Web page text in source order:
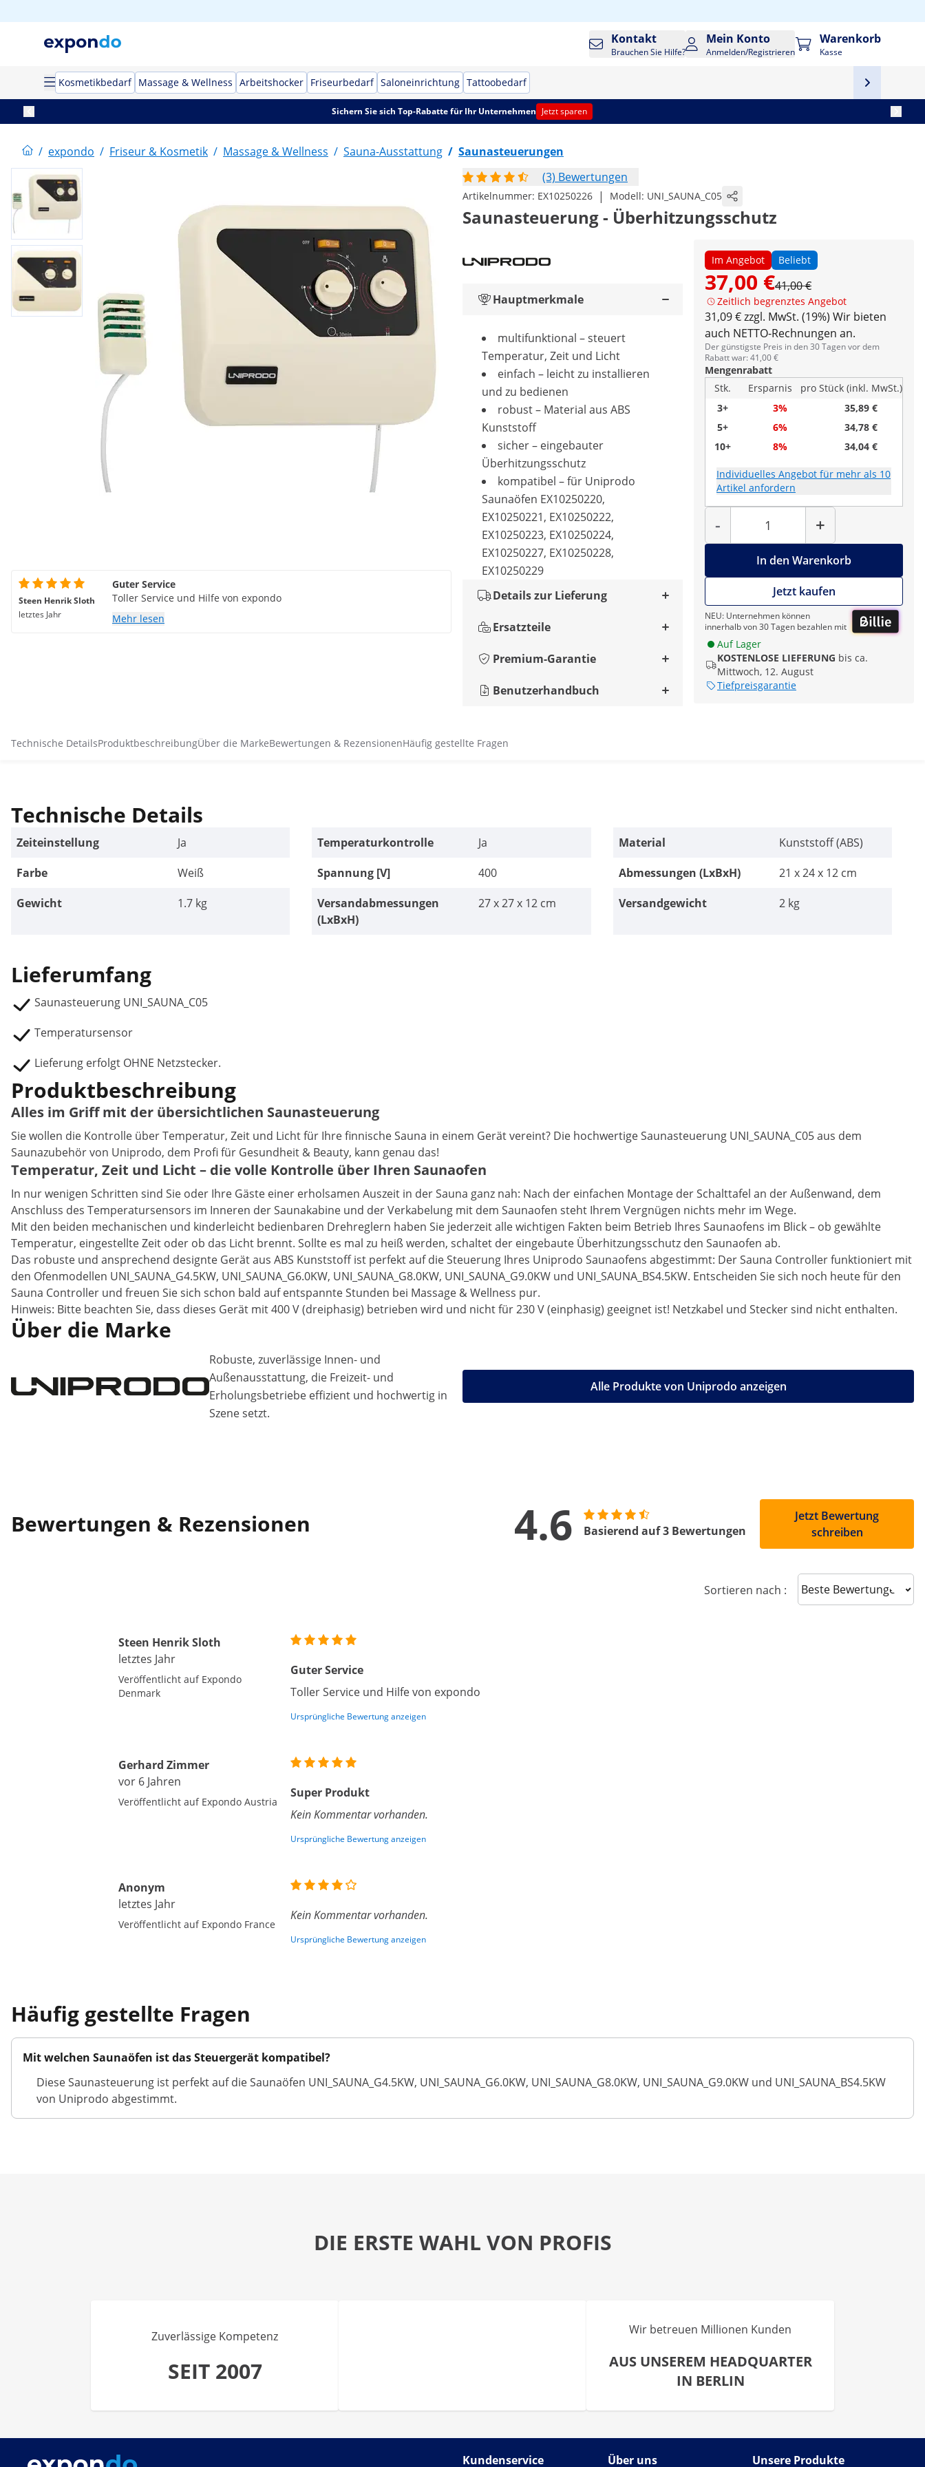
Kontakt
Brauchen Sie Hilfe?
Mein Konto
Anmelden/Registrieren
Warenkorb
Kasse
Kosmetikbedarf Massage & Wellness Arbeitshocker Friseurbedarf Saloneinrichtung Tattoobedarf
Sichern Sie sich Top-Rabatte für Ihr Unternehmen Jetzt sparen
/ expondo / Friseur & Kosmetik / Massage & Wellness / Sauna-Ausstattung / Saunasteuerungen
(3) Bewertungen
Artikelnummer: EX10250226 | Modell: UNI_SAUNA_C05
Saunasteuerung - Überhitzungsschutz
Im Angebot Beliebt
37,00 €41,00 €
Zeitlich begrenztes Angebot
31,09 € zzgl. MwSt. (19%) Wir bieten
auch NETTO-Rechnungen an.
Der günstigste Preis in den 30 Tagen vor dem
Rabatt war: 41,00 €
Mengenrabatt
Stk.
Ersparnis
pro Stück (inkl. MwSt.)
3+
3%
35,89 €
5+
6%
34,78 €
10+
8% 34,04 €
Individuelles Angebot für mehr als 10
Artikel anfordern
-
Menge
+
In den Warenkorb
Jetzt kaufen
NEU: Unternehmen können
innerhalb von 30 Tagen bezahlen mit
Auf Lager
KOSTENLOSE LIEFERUNG bis ca.
Mittwoch, 12. August
Tiefpreisgarantie
Hauptmerkmale
multifunktional – steuert
Temperatur, Zeit und Licht
einfach – leicht zu installieren
und zu bedienen
robust – Material aus ABS
Kunststoff
sicher – eingebauter
Überhitzungsschutz
kompatibel – für Uniprodo
Saunaöfen EX10250220,
EX10250221, EX10250222,
EX10250223, EX10250224,
EX10250227, EX10250228,
EX10250229
Details zur Lieferung
Ersatzteile
Premium-Garantie
Benutzerhandbuch
Steen Henrik Sloth
letztes Jahr
Guter Service
Toller Service und Hilfe von expondo
Mehr lesen
Technische DetailsProduktbeschreibungÜber die MarkeBewertungen & RezensionenHäufig gestellte Fragen
Technische Details
Zeiteinstellung Ja Temperaturkontrolle Ja Material
Kunststoff (ABS)
Farbe
Weiß Spannung [V] 400 Abmessungen (LxBxH)
21 x 24 x 12 cm
Gewicht
1.7 kg
Versandabmessungen
(LxBxH)
27 x 27 x 12 cm Versandgewicht 2 kg
Lieferumfang
Saunasteuerung UNI_SAUNA_C05
Temperatursensor
Lieferung erfolgt OHNE Netzstecker.
Produktbeschreibung
Alles im Griff mit der übersichtlichen Saunasteuerung
Sie wollen die Kontrolle über Temperatur, Zeit und Licht für Ihre finnische Sauna in einem Gerät vereint? Die hochwertige Saunasteuerung UNI_SAUNA_C05 aus dem
Saunazubehör von Uniprodo, dem Profi für Gesundheit & Beauty, kann genau das!
Temperatur, Zeit und Licht – die volle Kontrolle über Ihren Saunaofen
In nur wenigen Schritten sind Sie oder Ihre Gäste einer erholsamen Auszeit in der Sauna ganz nah: Nach der einfachen Montage der Schalttafel an der Außenwand, dem
Anschluss des Temperatursensors im Inneren der Saunakabine und der Verkabelung mit dem Saunaofen steht Ihrem Vergnügen nichts mehr im Wege.
Mit den beiden mechanischen und kinderleicht bedienbaren Drehreglern haben Sie jederzeit alle wichtigen Fakten beim Betrieb Ihres Saunaofens im Blick – ob gewählte
Temperatur, eingestellte Zeit oder ob das Licht brennt. Sollte es mal zu heiß werden, schaltet der eingebaute Überhitzungsschutz den Saunaofen ab.
Das robuste und ansprechend designte Gerät aus ABS Kunststoff ist perfekt auf die Steuerung Ihres Uniprodo Saunaofens abgestimmt: Der Sauna Controller funktioniert mit
den Ofenmodellen UNI_SAUNA_G4.5KW, UNI_SAUNA_G6.0KW, UNI_SAUNA_G8.0KW, UNI_SAUNA_G9.0KW und UNI_SAUNA_BS4.5KW. Entscheiden Sie sich noch heute für den
Sauna Controller und freuen Sie sich schon bald auf entspannte Stunden bei Massage & Wellness pur.
Hinweis: Bitte beachten Sie, dass dieses Gerät mit 400 V (dreiphasig) betrieben wird und nicht für 230 V (einphasig) geeignet ist! Netzkabel und Stecker sind nicht enthalten.
Über die Marke
Robuste, zuverlässige Innen- und
Außenausstattung, die Freizeit- und
Erholungsbetriebe effizient und hochwertig in
Szene setzt.
Alle Produkte von Uniprodo anzeigen
Bewertungen & Rezensionen 4.6 Basierend auf 3 Bewertungen
Jetzt Bewertung
schreiben
Sortieren nach : Sort reviews
Steen Henrik Sloth
letztes Jahr
Veröffentlicht auf Expondo
Denmark
Guter Service
Toller Service und Hilfe von expondo
Ursprüngliche Bewertung anzeigen
Gerhard Zimmer
vor 6 Jahren
Veröffentlicht auf Expondo Austria
Super Produkt
Kein Kommentar vorhanden.
Ursprüngliche Bewertung anzeigen
Anonym
letztes Jahr
Veröffentlicht auf Expondo France
Kein Kommentar vorhanden.
Ursprüngliche Bewertung anzeigen
Häufig gestellte Fragen
Mit welchen Saunaöfen ist das Steuergerät kompatibel?
Diese Saunasteuerung ist perfekt auf die Saunaöfen UNI_SAUNA_G4.5KW, UNI_SAUNA_G6.0KW, UNI_SAUNA_G8.0KW, UNI_SAUNA_G9.0KW und UNI_SAUNA_BS4.5KW
von Uniprodo abgestimmt.
DIE ERSTE WAHL VON PROFIS
Zuverlässige Kompetenz
SEIT 2007
Wir betreuen Millionen Kunden
AUS UNSEREM HEADQUARTER
IN BERLIN
Kundenservice Über uns Unsere Produkte